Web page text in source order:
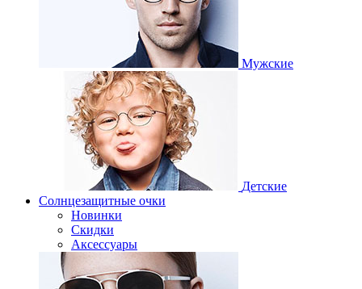
Мужские
Детские
Солнцезащитные очки
Новинки
Скидки
Аксессуары